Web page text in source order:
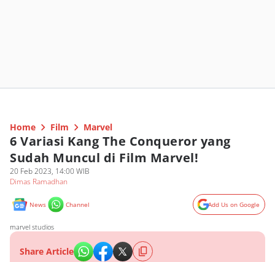
Home Film Marvel
6 Variasi Kang The Conqueror yang
Sudah Muncul di Film Marvel!
20 Feb 2023, 14:00 WIB
Dimas Ramadhan
News Channel Add Us on Google
marvel studios
Share Article